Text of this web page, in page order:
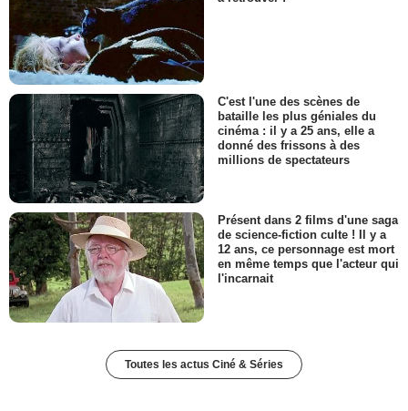
C'est l'une des scènes de
bataille les plus géniales du
cinéma : il y a 25 ans, elle a
donné des frissons à des
millions de spectateurs
Présent dans 2 films d'une saga
de science-fiction culte ! Il y a
12 ans, ce personnage est mort
en même temps que l'acteur qui
l'incarnait
Toutes les actus Ciné & Séries